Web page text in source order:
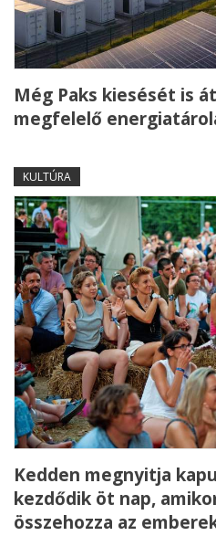
Még Paks kiesését is
megfelelő
KULTÚRA
Kedden megnyitja
kezdődik öt nap,
összehozza az